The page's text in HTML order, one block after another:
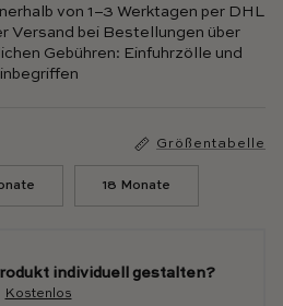
von 1–3 Werktagen per DHL
Versand bei Bestellungen über
Gebühren: Einfuhrzölle und
Größentabelle
18 Monate
individuell gestalten?
Kostenlos